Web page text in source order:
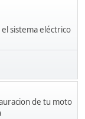
sistema eléctrico
de tu moto